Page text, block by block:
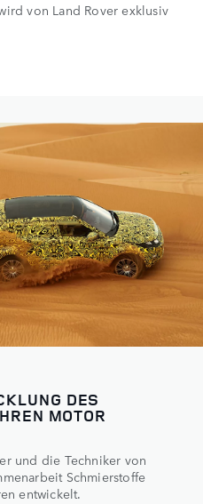
von Land Rover exklusiv
DES
MOTOR
und die Techniker von
Schmierstoffe
entwickelt.